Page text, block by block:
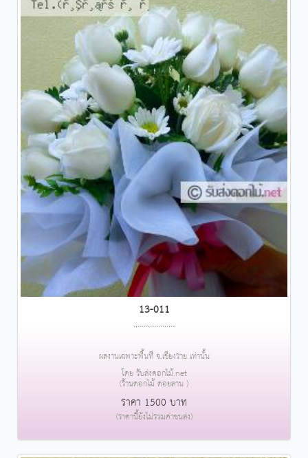
13-011
....................
ผลงานเฉพาะพื้นที่ จ.เชียงราย เท่านั้น
โดย รับส่งดอกไม้.net
(ร้านดอกไม้ ดอยลาน )
ราคา 1500 บาท
(ราคานี้ยังไม่รวมค่าขนส่ง)